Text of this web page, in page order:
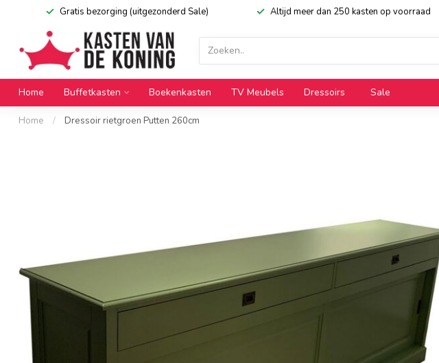
Gratis bezorging (uitgezonderd Sale) Altijd meer dan 250 kasten op voorraad
Home Buffetkasten Boekenkasten TV Meubels Dressoirs Sale
Home / Dressoir rietgroen Putten 260cm